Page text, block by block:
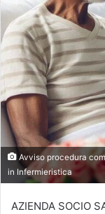
Avviso procedura
in Infermieristica
AZIENDA SOCIO